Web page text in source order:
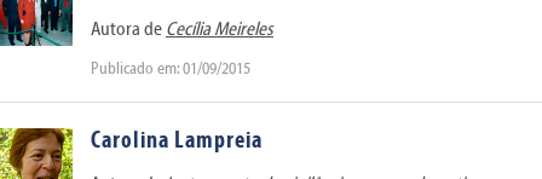
Autora de Cecília Meireles
Publicado em: 01/09/2015
Carolina Lampreia